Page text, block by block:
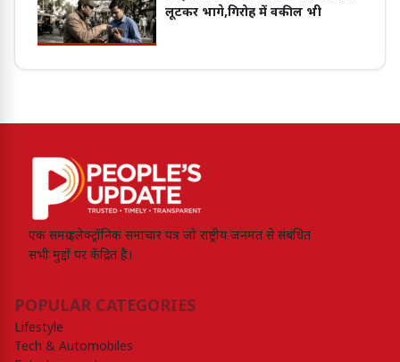
लूटकर भागे,गिरोह में वकील भी
एक समग्र इलेक्ट्रॉनिक समाचार पत्र जो राष्ट्रीय जनमत से संबंधित
सभी मुद्दों पर केंद्रित है।
POPULAR CATEGORIES
Lifestyle
Tech & Automobiles